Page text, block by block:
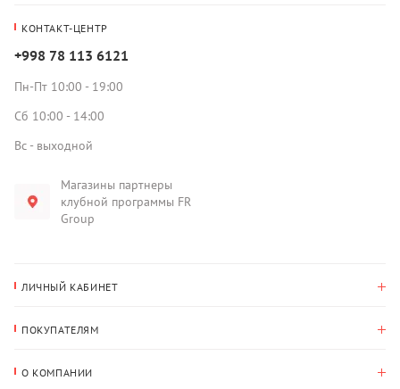
КОНТАКТ-ЦЕНТР
+998 78 113 6121
Пн-Пт 10:00 - 19:00
Сб 10:00 - 14:00
Вс - выходной
Магазины партнеры
клубной программы FR
Group
ЛИЧНЫЙ КАБИНЕТ
Адрес для доставки
ПОКУПАТЕЛЯМ
О КОМПАНИИ